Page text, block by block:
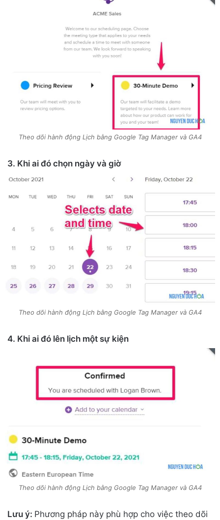
Theo dõi hành động Lịch bằng Google Tag Manager và GA4
3. Khi ai đó chọn ngày và giờ
Theo dõi hành động Lịch bằng Google Tag Manager và GA4
4. Khi ai đó lên lịch một sự kiện
Theo dõi hành động Lịch bằng Google Tag Manager và GA4
Lưu ý: Phương pháp này phù hợp cho việc theo dõi